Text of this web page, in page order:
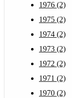
1976 (2)
1975 (2)
1974 (2)
1973 (2)
1972 (2)
1971 (2)
1970 (2)